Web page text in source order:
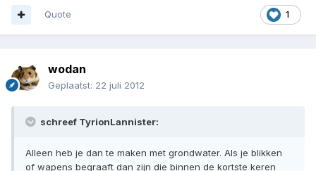
1
Quote
wodan
Geplaatst: 22 juli 2012
schreef TyrionLannister:
Alleen heb je dan te maken met grondwater. Als je blikken
of wapens begraaft dan zijn die binnen de kortste keren